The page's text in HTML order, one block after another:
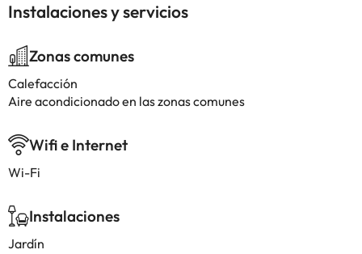
Instalaciones y servicios
Zonas comunes
Calefacción
Aire acondicionado en las zonas comunes
Wifi e Internet
Wi-Fi
Instalaciones
Jardín